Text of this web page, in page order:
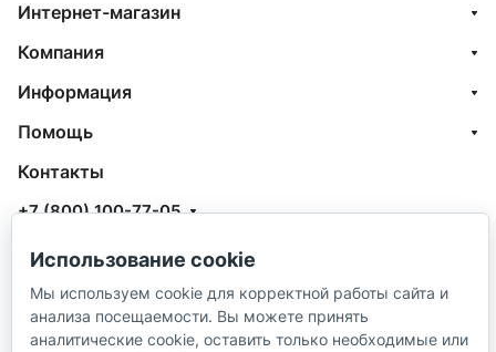
Интернет-магазин
Компания
Информация
Помощь
Контакты
+7 (800) 100-77-05
info@aquatehnik.com
г. Краснодар (Центр),
ул. Чкалова, 167
Использование cookie
Мы используем cookie для корректной работы сайта и
анализа посещаемости. Вы можете принять
аналитические cookie, оставить только необходимые или